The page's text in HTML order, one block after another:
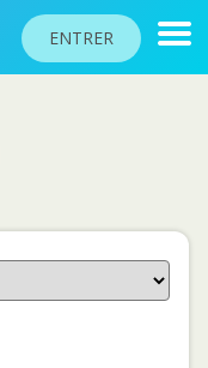
ENTRER